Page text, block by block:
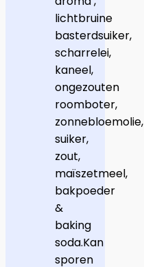
lichtbruine
basterdsuiker,
scharrelei,
kaneel,
ongezouten
roomboter,
zonnebloemolie,
suiker,
zout,
maïszetmeel,
bakpoeder
&
baking
soda.Kan
sporen